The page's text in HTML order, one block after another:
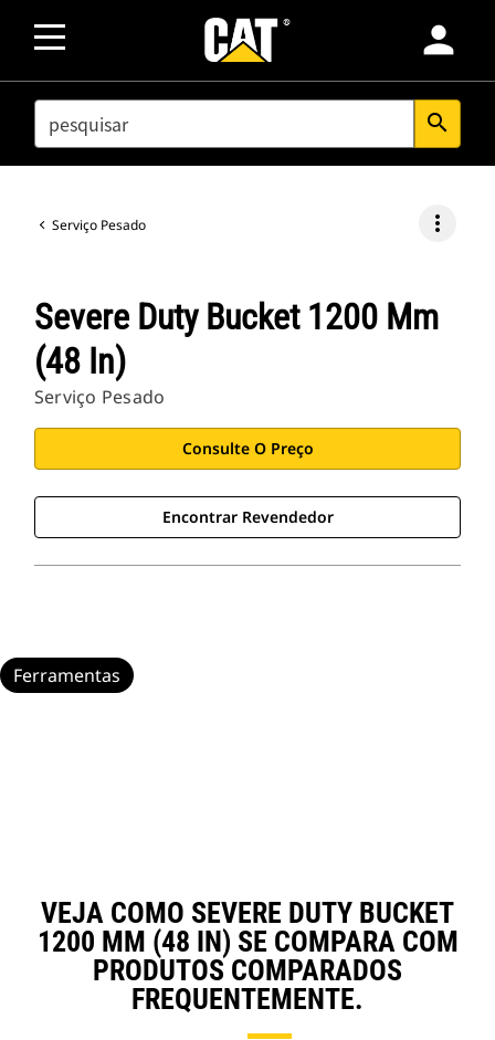
person
SEARCH search
Serviço Pesado more_vert
Severe Duty Bucket 1200 Mm
(48 In)
Serviço Pesado
Consulte O Preço
Encontrar Revendedor
Ferramentas
VEJA COMO SEVERE DUTY BUCKET
1200 MM (48 IN) SE COMPARA COM
PRODUTOS COMPARADOS
FREQUENTEMENTE.